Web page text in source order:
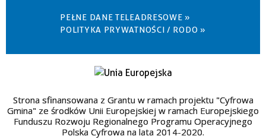
PEŁNE DANE TELEADRESOWE »
POLITYKA PRYWATNOŚCI / RODO »
Strona sfinansowana z Grantu w ramach projektu "Cyfrowa
Gmina" ze środków Unii Europejskiej w ramach Europejskiego
Funduszu Rozwoju Regionalnego Programu Operacyjnego
Polska Cyfrowa na lata 2014-2020.